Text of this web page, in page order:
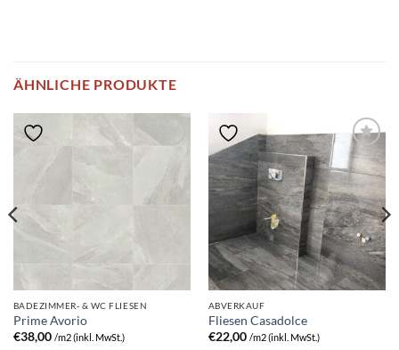
ÄHNLICHE PRODUKTE
BADEZIMMER- & WC FLIESEN
Prime Avorio
€38,00 /m2 (inkl. MwSt.)
ABVERKAUF
Fliesen Casadolce
€22,00 /m2 (inkl. MwSt.)